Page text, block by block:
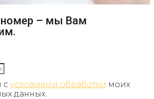
номер – мы Вам
с условиями обработки моих
данных.